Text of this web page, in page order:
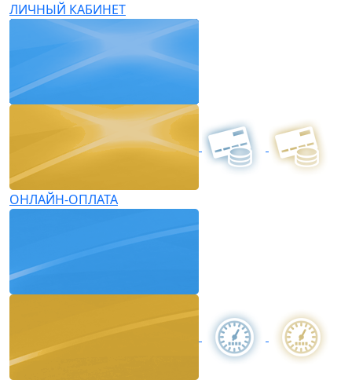
ЛИЧНЫЙ КАБИНЕТ
ОНЛАЙН-ОПЛАТА